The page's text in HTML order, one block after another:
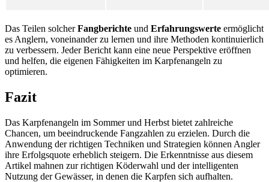
Das Teilen solcherFangberichte und Erfahrungswerte ermöglicht
es Anglern, voneinander zu lernen und ihre Methoden kontinuierlich
zu verbessern. Jeder Bericht kann eine neue Perspektive eröffnen
und helfen, die eigenen Fähigkeiten im Karpfenangeln zu
optimieren.
Fazit
Das Karpfenangeln im Sommer und Herbst bietet zahlreiche
Chancen, um beeindruckende Fangzahlen zu erzielen. Durch die
Anwendung der richtigen Techniken und Strategien können Angler
ihre Erfolgsquote erheblich steigern. Die Erkenntnisse aus diesem
Artikel mahnen zur richtigen Köderwahl und der intelligenten
Nutzung der Gewässer, in denen die Karpfen sich aufhalten.